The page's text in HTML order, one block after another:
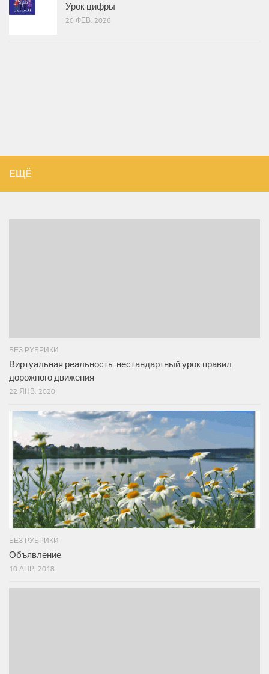
Урок цифры
20 ФЕВ, 2026
ЕЩЁ
БЕЗ РУБРИКИ
Виртуальная реальность: нестандартный урок правил
дорожного движения
22 ЯНВ, 2020
БЕЗ РУБРИКИ
Объявление
10 АПР, 2018